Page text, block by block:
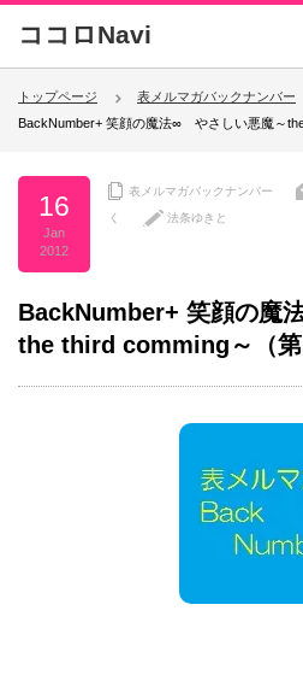
トップページ
表メルマガバックナンバー
BackNumber+ 笑顔の魔法∞ やさしい悪魔～the
16
Jan
2012
表メルマガバックナンバー
く
法条ゆきと
BackNumber+ 笑顔の魔
the third comming～（第